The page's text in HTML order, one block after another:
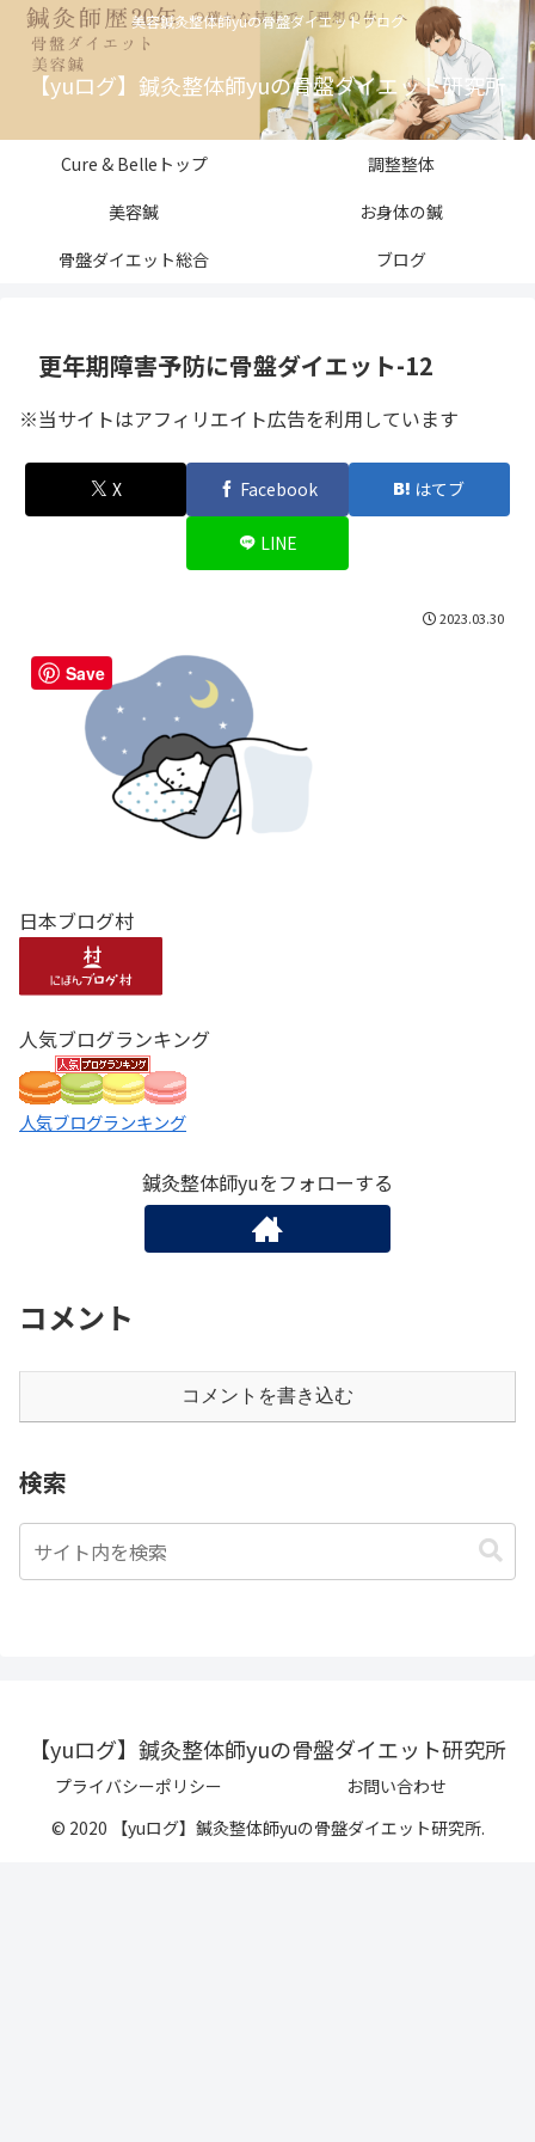
美容鍼灸整体師yuの骨盤ダイエットブログ
【yuログ】鍼灸整体師yuの骨盤ダイエット研究所
Cure & Belleトップ
調整整体
美容鍼
お身体の鍼
骨盤ダイエット総合
ブログ
更年期障害予防に骨盤ダイエット-12
※当サイトはアフィリエイト広告を利用しています
X Facebook はてブ
LINE
2023.03.30
日本ブログ村
人気ブログランキング
人気ブログランキング
鍼灸整体師yuをフォローする
コメント
コメントを書き込む
検索
【yuログ】鍼灸整体師yuの骨盤ダイエット研究所
プライバシーポリシー
お問い合わせ
© 2020 【yuログ】鍼灸整体師yuの骨盤ダイエット研究所.
Save